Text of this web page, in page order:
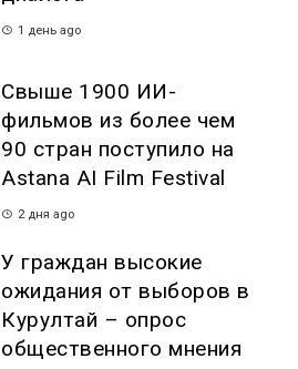
1 день ago
Свыше 1900 ИИ-
фильмов из более чем
90 стран поступило на
Astana AI Film Festival
2 дня ago
У граждан высокие
ожидания от выборов в
Курултай – опрос
общественного мнения